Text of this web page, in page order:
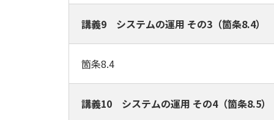
講義9 システムの運用 その3（箇条8.4）
箇条8.4
講義10 システムの運用 その4（箇条8.5）